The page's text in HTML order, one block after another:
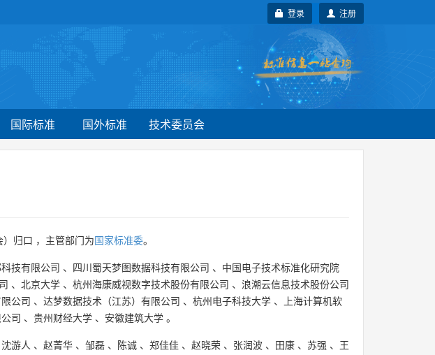
注册
登录
国际标准 国外标准 技术委员会
）归口 ，主管部门为国家标准委。
技有限公司 、 四川蜀天梦图数据科技有限公司 、 中国电子技术标准化研究院
、 北京大学 、 杭州海康威视数字技术股份有限公司 、 浪潮云信息技术股份公司
公司 、 达梦数据技术（江苏）有限公司 、 杭州电子科技大学 、
上海计算机软
司 、 贵州财经大学 、 安徽建筑大学 。
沈游人 、 赵菁华 、 邹磊 、 陈诚 、 郑佳佳 、 赵晓荣 、 张润波 、 田康 、 苏强 、 王